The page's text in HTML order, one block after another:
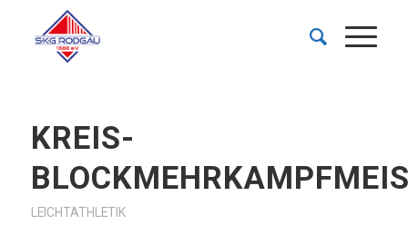
KREIS-
LEICHTATHLETIK